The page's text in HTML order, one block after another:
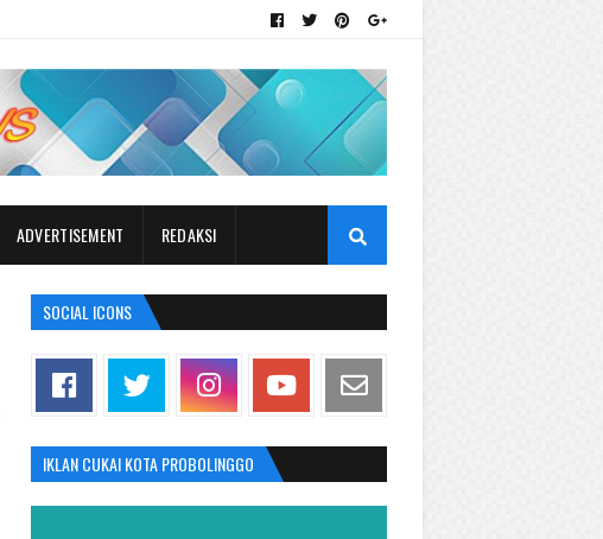
ADVERTISEMENT REDAKSI
SOCIAL ICONS
IKLAN CUKAI KOTA PROBOLINGGO